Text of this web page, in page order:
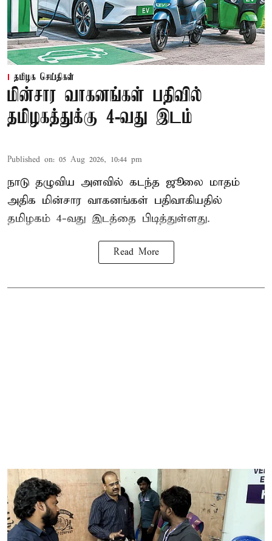
தமிழக செய்திகள்
மின்சார வாகனங்கள் பதிவில்
தமிழகத்துக்கு 4-வது இடம்
Published on: 05 Aug 2026, 10:44 pm
நாடு தழுவிய அளவில் கடந்த ஜூலை மாதம்
அதிக மின்சார வாகனங்கள் பதிவாகியதில்
தமிழகம் 4-வது இடத்தை பிடித்துள்ளது.
Read More